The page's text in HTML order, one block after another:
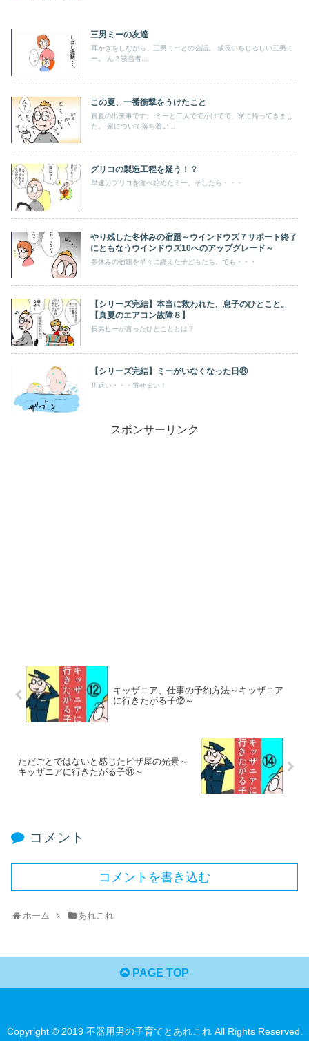
三男ミーの友達
耳かきをしながら、三男ミーとの会話。 成長いちじるしい三男ミ
ー。 ん？該当者...
この夏、一番衝撃をうけたこと
真夏の出来事です。 ミーと二人ででかけてて、家に帰ってきまし
た。 家について落ち着い...
グリコの製造工程を疑う！？
早速カプリコを食べ始めたミー。そしたら・・・
やり残した冬休みの宿題～ウインドウズ７サポート終了
にともなうウインドウズ10へのアップグレード～
冬休みの宿題を早々に終えた子どもたち。でも・・・
【シリーズ完結】本当に救われた、息子のひとこと。
【真夏のエアコン故障８】
長男ヒーが言ったひとこととは？
【シリーズ完結】ミーがいなくなった日⑧
川近い・・・道せまい！
スポンサーリンク
キッザニア、仕事の予約方法～キッザニア
に行きたがる子⑫～
ただごとではないと感じたピザ屋の光景～
キッザニアに行きたがる子⑭～
コメント
コメントを書き込む
ホーム あれこれ
PAGE TOP
Copyright © 2019 不器用男の子育てとあれこれ All Rights Reserved.